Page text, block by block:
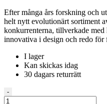
Efter många års forskning och
helt nytt evolutionärt sortiment
konkurrenterna, tillverkade
innovativa i design och redo för
I lager
Kan skickas idag
30 dagars returrätt
Alien
-